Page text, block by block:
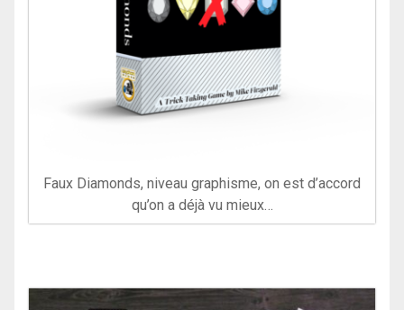
Faux Diamonds, niveau graphisme, on est d’accord
qu’on a déjà vu mieux…